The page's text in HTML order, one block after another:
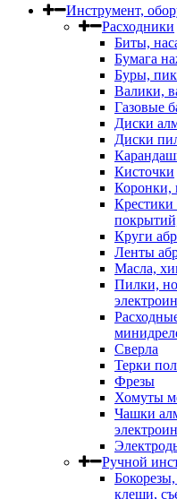
Инструмент,
Расходники
Биты,
Бумага
Буры,
Валики,
Газовые
Диски
Диски
Кисточки
Коронки,
Крестики
Круги
Ленты
Масла,
Пилки,
Сверла
Терки
Фрезы
Хомуты
Чашки
Ручной
клещи,